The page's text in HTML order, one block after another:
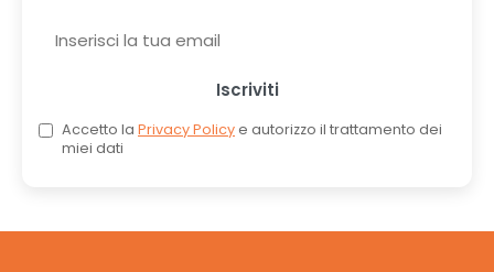
Iscriviti
Accetto la Privacy Policye autorizzo il trattamento dei
miei dati